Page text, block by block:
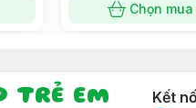
Chọn mua
TRẺ EM
Kết